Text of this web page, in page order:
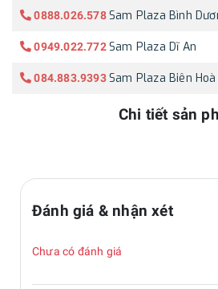
0888.026.578 Sam Plaza Bình
0949.022.772 Sam Plaza Dĩ An
084.883.9393 Sam Plaza Biên Hoà
Chi tiết sản
Đánh giá & nhận xét
Chưa có đánh giá